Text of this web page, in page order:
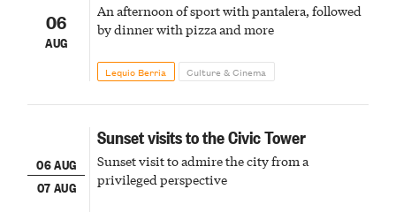
06
AUG
An afternoon of sport with pantalera, followed
by dinner with pizza and more
Lequio Berria Culture & Cinema
06 AUG
07 AUG
Sunset visits to the Civic Tower
Sunset visit to admire the city from a
privileged perspective